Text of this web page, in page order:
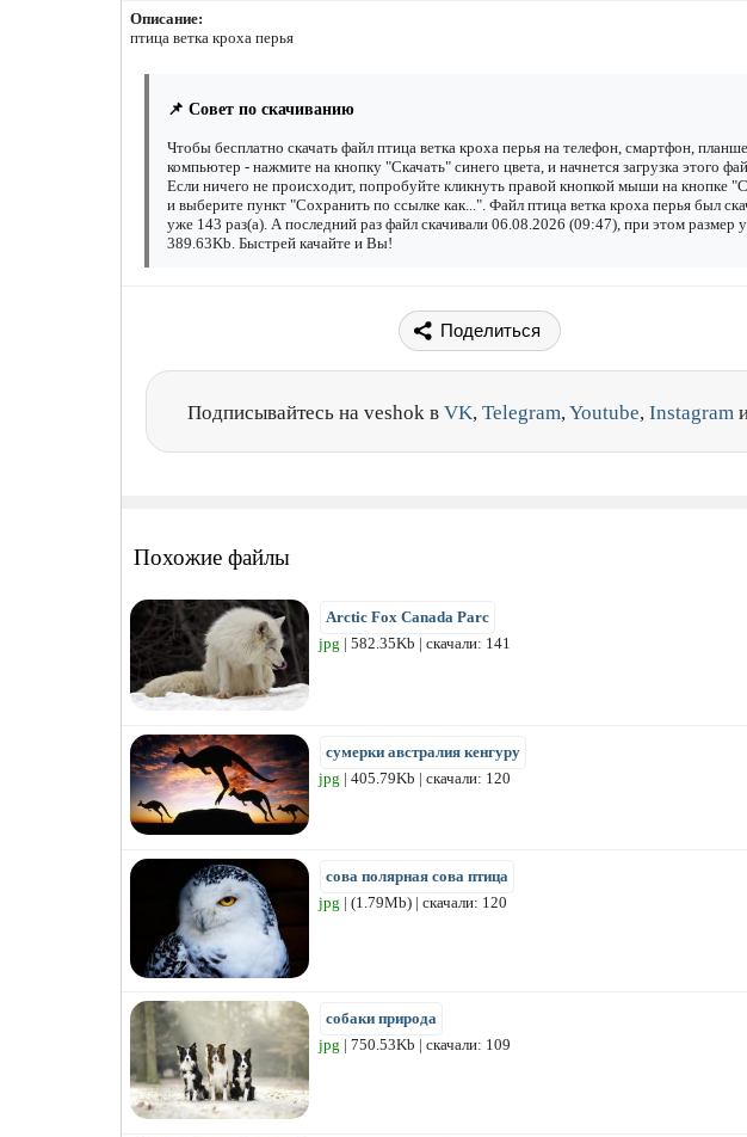
Описание:
птица ветка кроха перья
📌 Совет по скачиванию
Чтобы бесплатно скачать файл птица ветка кроха перья на телефон, смартфон,
компьютер - нажмите на кнопку "Скачать" синего цвета, и начнется загрузка этого
Если ничего не происходит, попробуйте кликнуть правой кнопкой мыши на кнопке
и выберите пункт "Сохранить по ссылке как...". Файл птица ветка кроха перья был
уже 143 раз(а). А последний раз файл скачивали 06.08.2026 (09:47), при этом размер
389.63Kb. Быстрей качайте и Вы!
Поделиться
Подписывайтесь на veshok в VK, Telegram, Youtube, Instagram
Похожие файлы
Arctic Fox Canada Parc
jpg | 582.35Kb | скачали: 141
сумерки австралия кенгуру
jpg | 405.79Kb | скачали: 120
сова полярная сова птица
jpg | (1.79Mb) | скачали: 120
собаки природа
jpg | 750.53Kb | скачали: 109